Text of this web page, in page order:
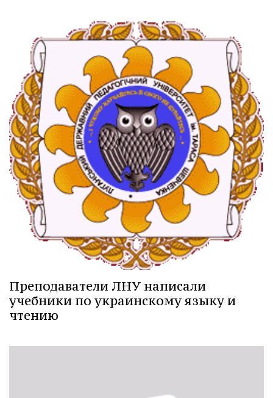
Преподаватели ЛНУ написали
учебники по украинскому языку и
чтению